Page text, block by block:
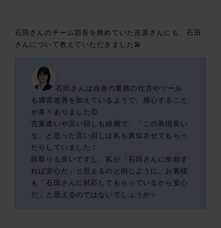
石田さんのチーム部長を務めていた吉原さんにも、石田
さんについて教えていただきました🎤
石田さんは自身の業務の仕方やツール
も適宜改善を加えているようで、感心すること
が多々ありました😊
言葉遣いや言い回しも綺麗で、「この表現良い
な」と思った言い回しは私も真似させてもらっ
たりしていました！
段取りも良いですし、私が「石田さんに依頼す
れば安心だ」と思えるのと同じように、お客様
も「石田さんに対応してもらっているから安心
だ」と思えるのではないでしょうか✨